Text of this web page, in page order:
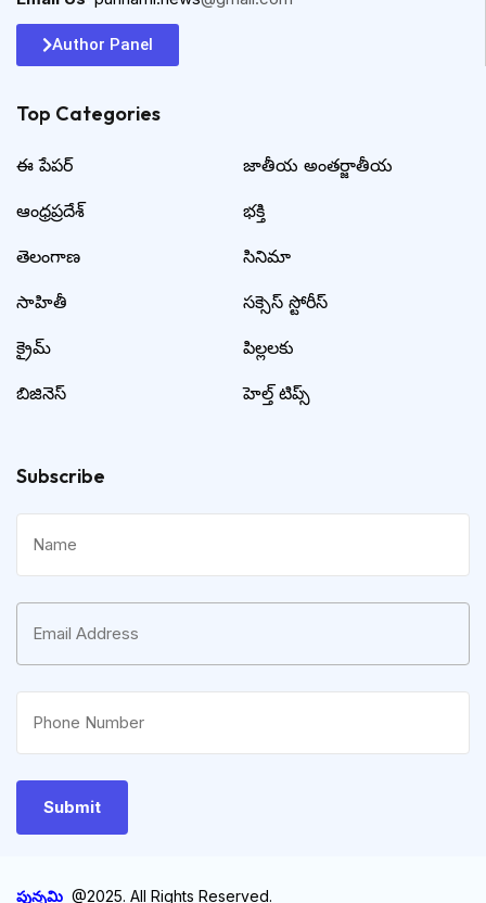
Author Panel
Top Categories​
ఈ పేపర్
ఆంధ్రప్రదేశ్
తెలంగాణ
సాహితీ
క్రైమ్
బిజినెస్
జాతీయ అంతర్జాతీయ
భక్తి
సినిమా
సక్సెస్ స్టోరీస్
పిల్లలకు
హెల్త్ టిప్స్
Subscribe
పున్నమి @2025. All Rights Reserved.